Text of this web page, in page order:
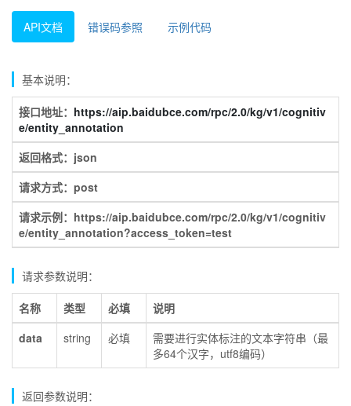
API文档 错误码参照 示例代码
基本说明：
接口地址： https://aip.baidubce.com/rpc/2.0/kg/v1/cognitiv
e/entity_annotation
返回格式：json
请求方式：post
请求示例：https://aip.baidubce.com/rpc/2.0/kg/v1/cognitiv
e/entity_annotation?access_token=test
请求参数说明：
名称 类型 必填
说明
data
string 必填
需要进行实体标注的文本字符串（最
多64个汉字，utf8编码）
返回参数说明：